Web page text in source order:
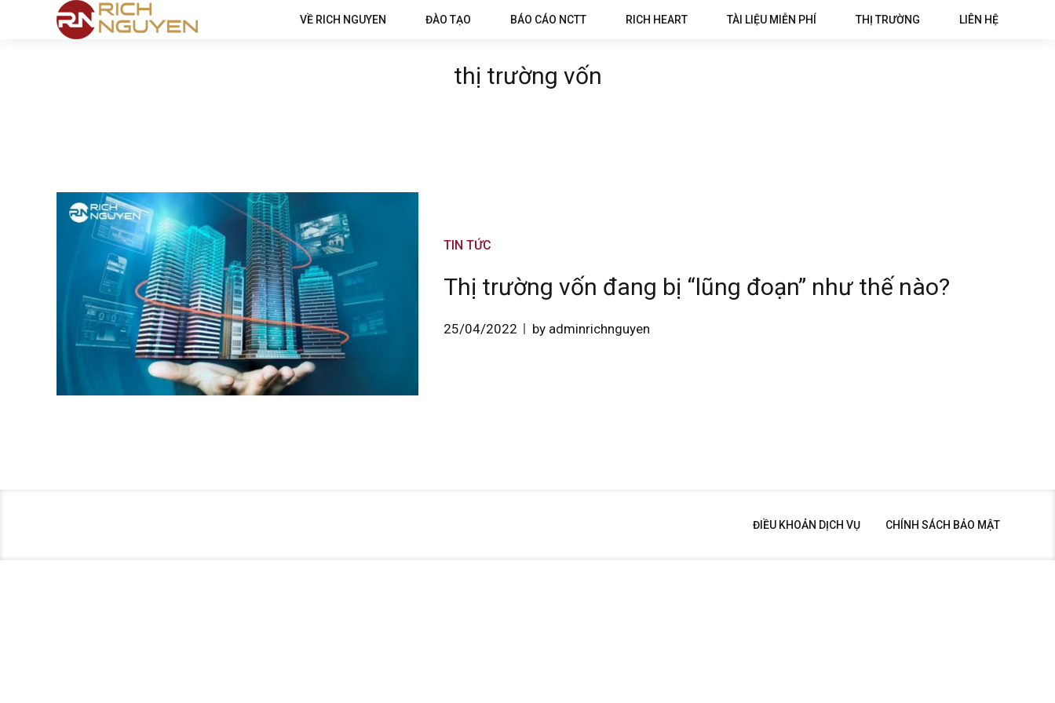
VỀ RICH NGUYEN ĐÀO TẠO BÁO CÁO NCTT RICH HEART TÀI LIỆU MIỄN PHÍ THỊ TRƯỜNG LIÊN HỆ
thị trường vốn
TIN TỨC
Thị trường vốn đang bị “lũng đoạn” như thế nào?
25/04/2022 by adminrichnguyen
ĐIỀU KHOẢN DỊCH VỤ CHÍNH SÁCH BẢO MẬT